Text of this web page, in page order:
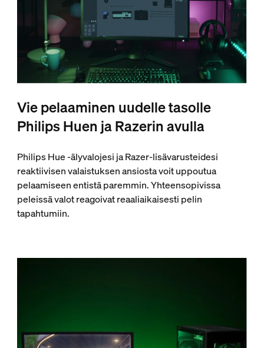
Vie pelaaminen uudelle tasolle
Philips Huen ja Razerin avulla
Philips Hue -älyvalojesi ja Razer-lisävarusteidesi
reaktiivisen valaistuksen ansiosta voit uppoutua
pelaamiseen entistä paremmin. Yhteensopivissa
peleissä valot reagoivat reaaliaikaisesti pelin
tapahtumiin.